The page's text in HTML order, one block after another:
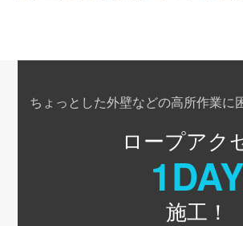
ちょっとした外壁などの高所作業に
ロープアク
1DAY
施工！